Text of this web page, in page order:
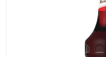
Bageriplåtar & bakformar